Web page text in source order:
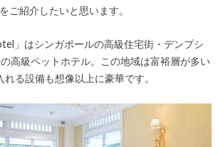
紹介したいと思います。
」はシンガポールの高級住宅街・デンプシ
高級ペットホテル。この地域は富裕層が多い
る設備も想像以上に豪華です。